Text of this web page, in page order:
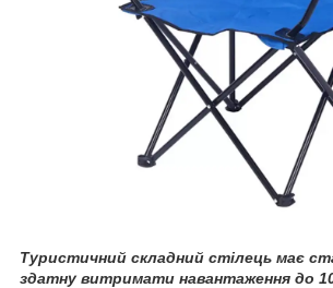
Туристичний складний стілець має
здатну витримати навантаження до